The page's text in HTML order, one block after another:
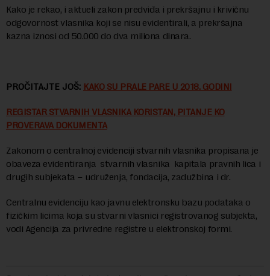
Kako je rekao, i aktueli zakon predviđa i prekršajnu i krivičnu
odgovornost vlasnika koji se nisu evidentirali, a prekršajna
kazna iznosi od 50.000 do dva miliona dinara.
PROČITAJTE JOŠ: KAKO SU PRALE PARE U 2018. GODINI
REGISTAR STVARNIH VLASNIKA KORISTAN, PITANJE KO
PROVERAVA DOKUMENTA
Zakonom o centralnoj evidenciji stvarnih vlasnika propisana je
obaveza evidentiranja stvarnih vlasnika kapitala pravnih lica i
drugih subjekata – udruženja, fondacija, zadužbina i dr.
Centralnu evidenciju kao javnu elektronsku bazu podataka o
fizičkim licima koja su stvarni vlasnici registrovanog subjekta,
vodi Agencija za privredne registre u elektronskoj formi.